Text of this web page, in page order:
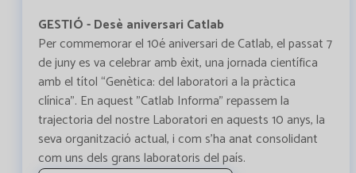
GESTIÓ - Desè aniversari Catlab
Per commemorar el 10é aniversari de Catlab, el passat 7
de juny es va celebrar amb èxit, una jornada científica
amb el títol “Genètica: del laboratori a la pràctica
clínica”. En aquest "Catlab Informa" repassem la
trajectoria del nostre Laboratori en aquests 10 anys, la
seva organització actual, i com s'ha anat consolidant
com uns dels grans laboratoris del país.